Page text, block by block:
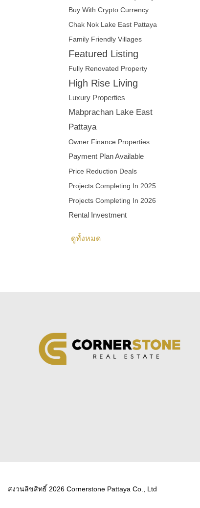
Buy With Crypto Currency
Chak Nok Lake East Pattaya
Family Friendly Villages
Featured Listing
Fully Renovated Property
High Rise Living
Luxury Properties
Mabprachan Lake East
Pattaya
Owner Finance Properties
Payment Plan Available
Price Reduction Deals
Projects Completing In 2025
Projects Completing In 2026
Rental Investment
ดูทั้งหมด
สงวนลิขสิทธิ์ 2026 Cornerstone Pattaya Co., Ltd